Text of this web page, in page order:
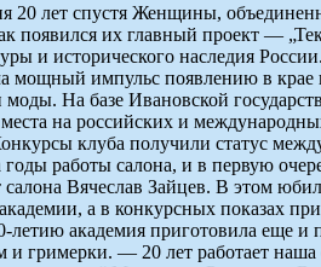
20 лет спустя Женщины,
их главный проект —
и исторического наследия
мощный импульс появлению в крае
На базе Ивановской
на российских и
клуба получили статус
работы салона, и в первую
Вячеслав Зайцев. В этом
а в конкурсных показах
летию академия приготовила еще
и гримерки. — 20 лет работает